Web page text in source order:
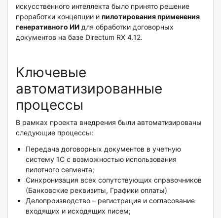
искусственного интеллекта было принято решение
проработки концепции и пилотирования применения
генеративного ИИ для обработки договорных
документов на базе Directum RX 4.12.
Ключевые
автоматизированные
процессы
В рамках проекта внедрения были автоматизированы
следующие процессы:
Передача договорных документов в учетную
систему 1С с возможностью использования
пилотного сегмента;
Синхронизация всех сопутствующих справочников
(Банковские реквизиты, Графики оплаты)
Делопроизводство – регистрация и согласование
входящих и исходящих писем;